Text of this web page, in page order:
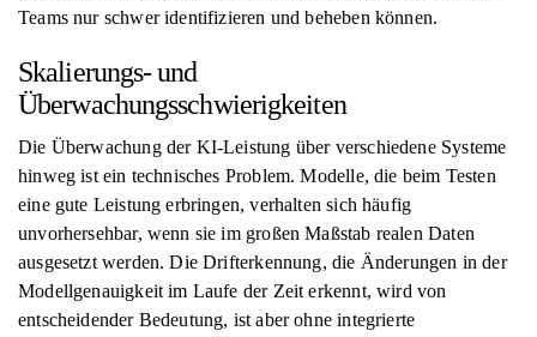
Teams nur schwer identifizieren und beheben können.
Skalierungs- und
Überwachungsschwierigkeiten
Die Überwachung der KI-Leistung über verschiedene Systeme
hinweg ist ein technisches Problem. Modelle, die beim Testen
eine gute Leistung erbringen, verhalten sich häufig
unvorhersehbar, wenn sie im großen Maßstab realen Daten
ausgesetzt werden. Die Drifterkennung, die Änderungen in der
Modellgenauigkeit im Laufe der Zeit erkennt, wird von
entscheidender Bedeutung, ist aber ohne integrierte